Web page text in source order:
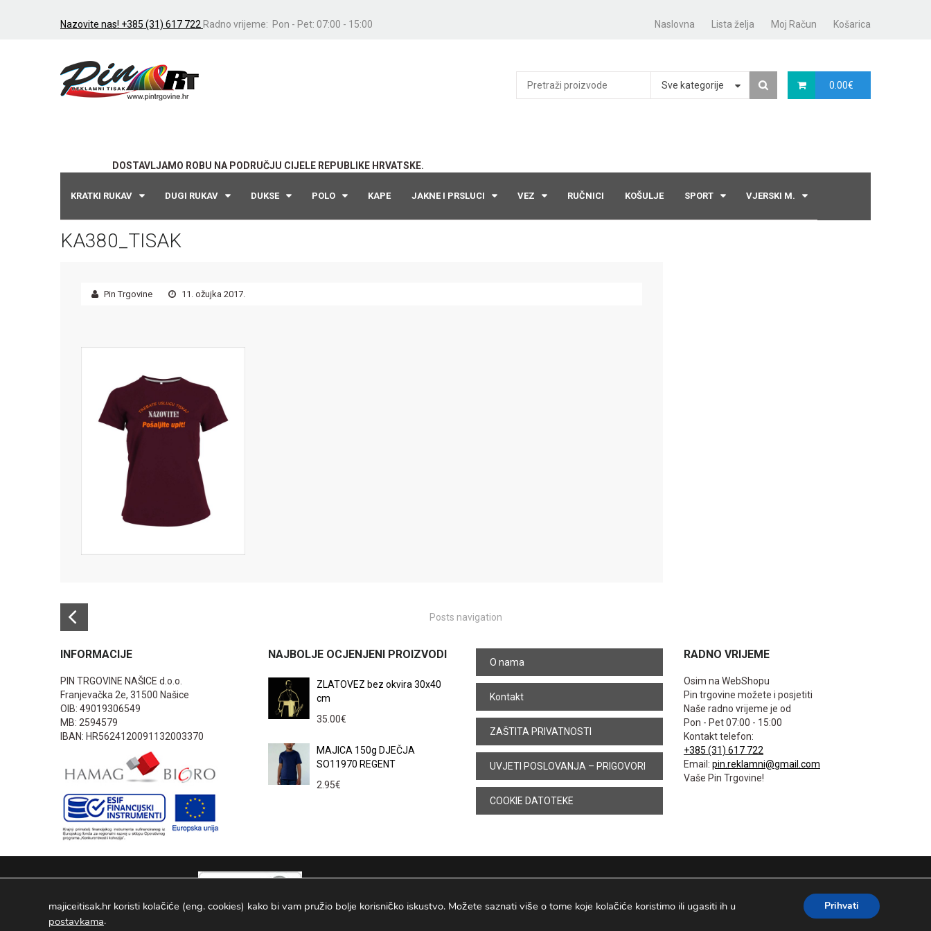
Nazovite nas! +385 (31) 617 722 Radno vrijeme: Pon - Pet: 07:00 - 15:00 Naslovna Lista želja Moj Račun Košarica
DOSTAVLJAMO ROBU NA PODRUČJU CIJELE REPUBLIKE HRVATSKE.
0.00€
Sve kategorije
KRATKI RUKAV DUGI RUKAV DUKSE POLO KAPE JAKNE I PRSLUCI VEZ RUČNICI KOŠULJE SPORT VJERSKI M.
KA380_TISAK
Pin Trgovine 11. ožujka 2017.
Posts navigation
INFORMACIJE
PIN TRGOVINE NAŠICE d.o.o.
Franjevačka 2e, 31500 Našice
OIB: 49019306549
MB: 2594579
IBAN: HR5624120091132003370
NAJBOLJE OCJENJENI PROIZVODI
ZLATOVEZ bez okvira 30x40
cm
35.00€
MAJICA 150g DJEČJA
SO11970 REGENT
2.95€
O nama
Kontakt
ZAŠTITA PRIVATNOSTI
UVJETI POSLOVANJA – PRIGOVORI
COOKIE DATOTEKE
RADNO VRIJEME
Osim na WebShopu
Pin trgovine možete i posjetiti
Naše radno vrijeme je od
Pon - Pet 07:00 - 15:00
Kontakt telefon:
+385 (31) 617 722
Email: pin.reklamni@gmail.com
Vaše Pin Trgovine!
PIN TRGOVINE
majiceitisak.hr koristi kolačiće (eng. cookies) kako bi vam pružio bolje korisničko iskustvo. Možete saznati više o tome koje kolačiće koristimo ili ugasiti ih u
postavkama.
Prihvati